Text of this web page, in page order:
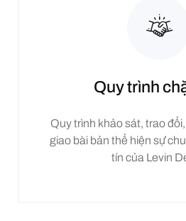
Quy trình
Quy trình khảo sát, trao
giao bài bản thể hiện sự
tín của Levin